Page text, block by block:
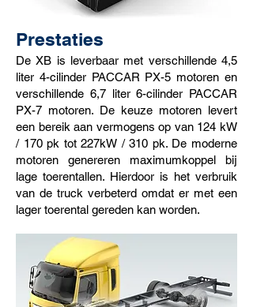
Prestaties
De XB is leverbaar met verschillende 4,5
liter 4-cilinder PACCAR PX-5 motoren en
verschillende 6,7 liter 6-cilinder PACCAR
PX-7 motoren. De keuze motoren levert
een bereik aan vermogens op van 124 kW
/ 170 pk tot 227kW / 310 pk. De moderne
motoren genereren maximumkoppel bij
lage toerentallen. Hierdoor is het verbruik
van de truck verbeterd omdat er met een
lager toerental gereden kan worden.